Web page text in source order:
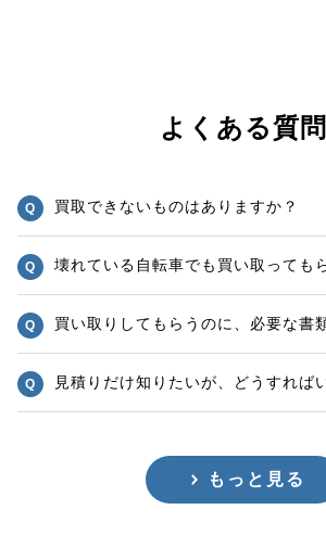
よくある質問
買取できないものはありますか？
壊れている自転車でも買い取っても
買い取りしてもらうのに、必要な書
見積りだけ知りたいが、どうすれば
もっと見る